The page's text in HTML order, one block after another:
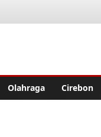
Olahraga Cirebon